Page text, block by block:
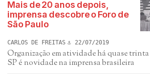
Mais de 20 anos depois,
imprensa descobre o Foro de
São Paulo
CARLOS DE FREITAS 22/07/2019
Organização em atividade há quase
SP é novidade na imprensa brasileira